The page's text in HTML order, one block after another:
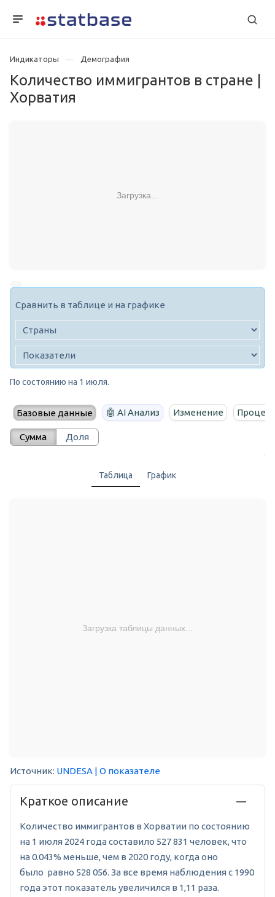
Индикаторы Демография
Количество иммигрантов в стране |
Хорватия
Загрузка...
Сравнить в таблице и на графике
По состоянию на 1 июля.
Базовые данные 🤖 AI Анализ Изменение
Сумма Доля
Таблица График
Загрузка таблицы данных...
Источник: UNDESA | О показателе
Краткое описание
Количество иммигрантов в Хорватии по состоянию
на 1 июля 2024 года составило 527 831 человек, что
на 0.043% меньше, чем в 2020 году, когда оно
было равно 528 056. За все время наблюдения с 1990
года этот показатель увеличился в 1,11 раза.